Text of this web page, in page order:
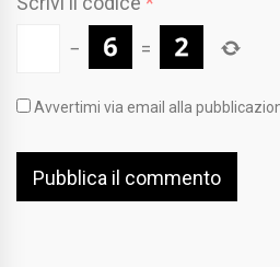
−
=
Avvertimi via email alla